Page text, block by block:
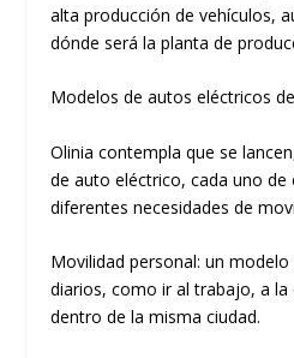
alta producción de vehículos,
dónde será la planta de
Modelos de autos eléctricos
Olinia contempla que se
de auto eléctrico, cada uno de
diferentes necesidades de
Movilidad personal: un
diarios, como ir al trabajo, a la
dentro de la misma ciudad.